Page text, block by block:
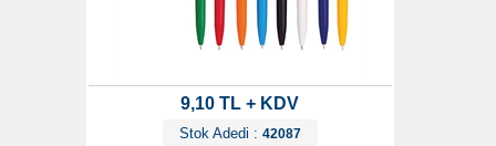
9,10 TL + KDV
Stok Adedi : 42087